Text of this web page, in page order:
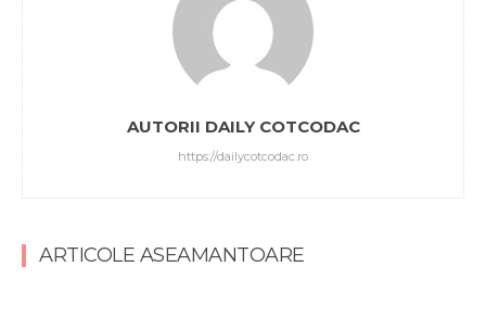
AUTORII DAILY COTCODAC
https://dailycotcodac.ro
ARTICOLE ASEAMANTOARE